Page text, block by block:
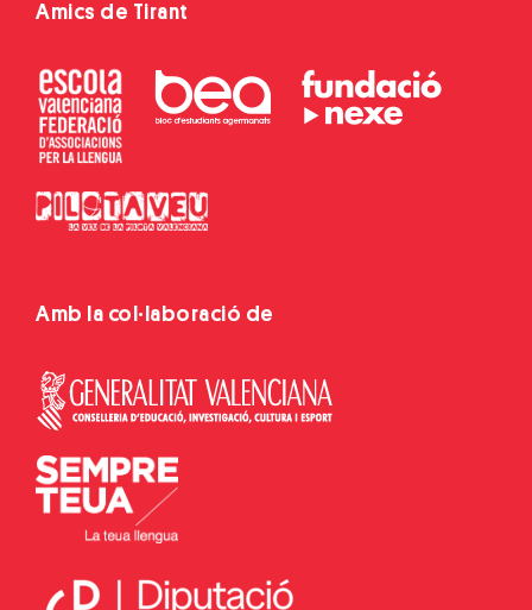
Amics de Tirant
Amb la col·laboració de